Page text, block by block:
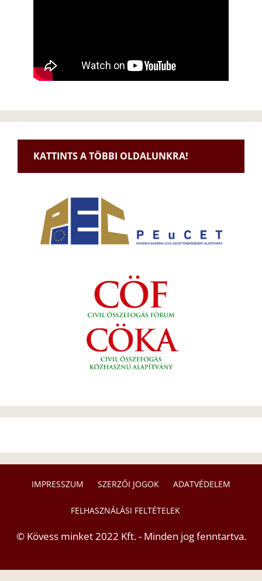
KATTINTS A TÖBBI OLDALUNKRA!
IMPRESSZUM SZERZŐI JOGOK ADATVÉDELEM
FELHASZNÁLÁSI FELTÉTELEK
© Kövess minket 2022 Kft. - Minden jog fenntartva.